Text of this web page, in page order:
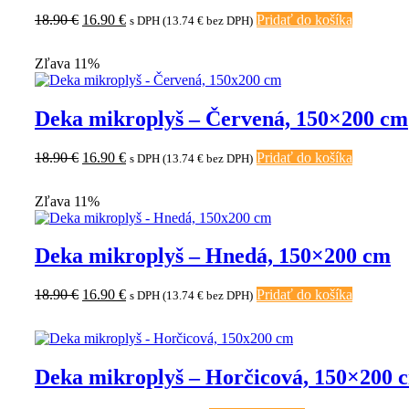
18.90€ Pôvodná
18.90 €.
16.90 €Aktuálna
16.90 €.
s DPH (13.74 € bez DPH) Pridať do košíka
Zľava 11%
Deka mikroplyš – Červená, 150×200 cm
18.90€ Pôvodná
18.90 €.
16.90 €Aktuálna
s DPH (13.74 € bez DPH) Pridať do košíka
Zľava 11%
Deka mikroplyš – Hnedá, 150×200 cm
18.90€ Pôvodná
18.90 €.
16.90 €Aktuálna
16.90 €.
s DPH (13.74 € bez DPH) Pridať do košíka
Deka mikroplyš – Horčicová, 150×200